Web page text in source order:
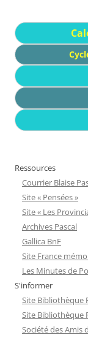
Ressources
Courrier Blaise
Site « Pensées »
Site « Les
Archives Pascal
Gallica BnF
Site France
Les Minutes de
S'informer
Site Bibliothèque
Site Bibliothèque
Société des Amis